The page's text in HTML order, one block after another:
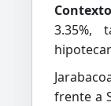
3.35%,
frente a